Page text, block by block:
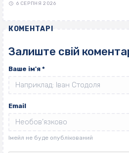
6 СЕРПНЯ 2026
КОМЕНТАРІ
Залиште свій
Ваше ім'я *
Email